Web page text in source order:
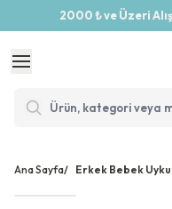
2000 ₺ ve Üzeri
Ana Sayfa/ Erkek Bebek